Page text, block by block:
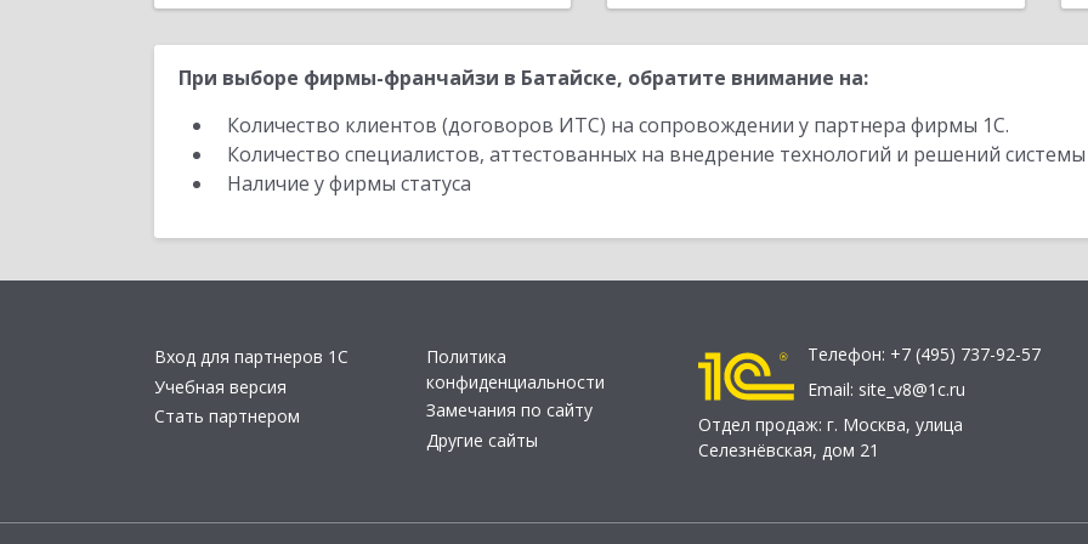
При выборе фирмы-франчайзи в Батайске, обратите внимание на:
Количество клиентов (договоров ИТС) на сопровождении у партнера фирмы 1С.
Количество специалистов, аттестованных на внедрение технологий и решений
Наличие у фирмы статуса
Вход для партнеров 1С
Учебная версия
Стать партнером
Политика
конфиденциальности
Замечания по сайту
Другие сайты
Телефон: +7 (495) 737-92-57
Email: site_v8@1c.ru
Отдел продаж: г. Москва, улица
Селезнёвская, дом 21